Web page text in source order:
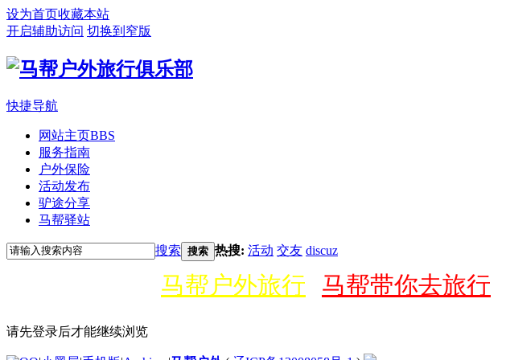
设为首页收藏本站
开启辅助访问 切换到窄版
快捷导航
网站主页BBS
服务指南
户外保险
活动发布
驴途分享
马帮驿站
搜索 搜索 热搜: 活动 交友 discuz
马帮户外旅行 马帮带你去旅行
请先登录后才能继续浏览